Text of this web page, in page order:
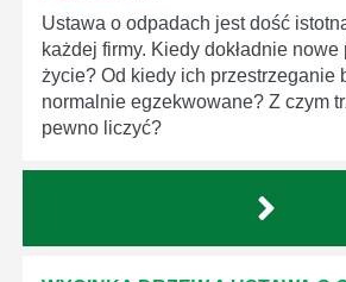
Ustawa o odpadach jest dość
każdej firmy. Kiedy dokładnie
życie? Od kiedy ich przestrzeganie
normalnie egzekwowane? Z czym
pewno liczyć?